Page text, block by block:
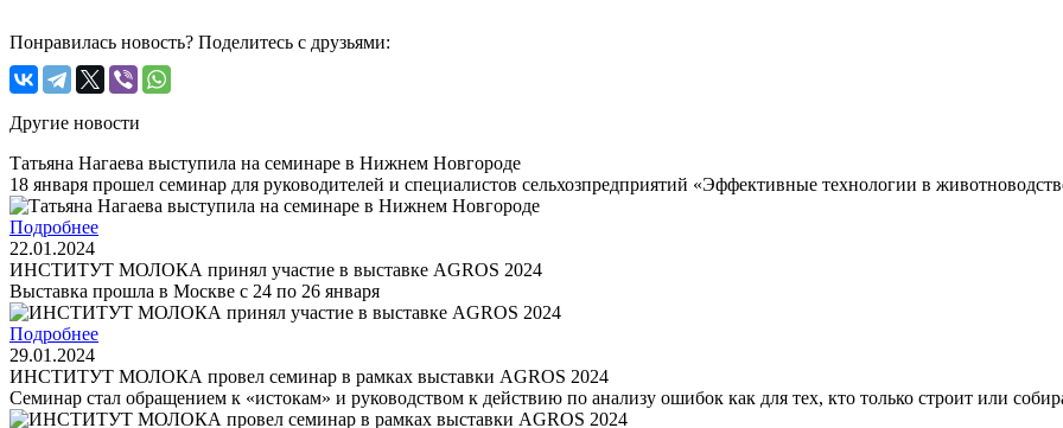
Понравилась новость? Поделитесь с друзьями:
Другие новости
Татьяна Нагаева выступила на семинаре в Нижнем Новгороде
18 января прошел семинар для руководителей и специалистов сельхозпредприятий «Эффективные технологии в
Подробнее
22.01.2024
ИНСТИТУТ МОЛОКА принял участие в выставке AGROS 2024
Выставка прошла в Москве с 24 по 26 января
Подробнее
29.01.2024
ИНСТИТУТ МОЛОКА провел семинар в рамках выставки AGROS 2024
Семинар стал обращением к «истокам» и руководством к действию по анализу ошибок как для тех, кто только строит или